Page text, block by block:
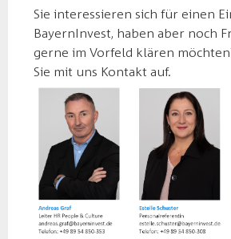
Sie interessieren sich für einen
BayernInvest, haben aber noch
gerne im Vorfeld klären
Sie mit uns Kontakt auf.